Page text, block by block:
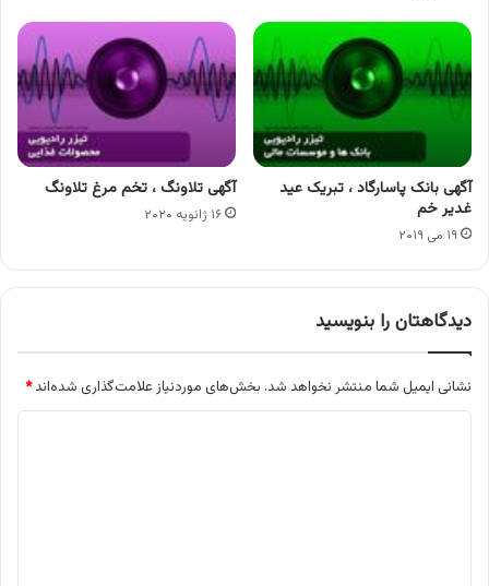
آگهی بانک پاسارگاد ، تبریک عید
غدیر خم
۱۹ می ۲۰۱۹
آگهی تلاونگ ، تخم مرغ تلاونگ
۱۶ ژانویه ۲۰۲۰
دیدگاهتان را بنویسید
نشانی ایمیل شما منتشر نخواهد شد. بخش‌های موردنیاز علامت‌گذاری شده‌اند*